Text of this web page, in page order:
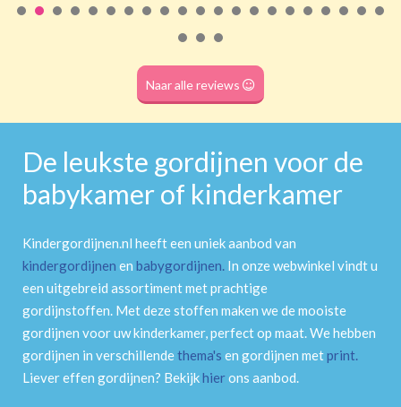
(dubbele tunnel)
Naar alle reviews
De leukste gordijnen voor de
babykamer of kinderkamer
Kindergordijnen.nl heeft een uniek aanbod van
kindergordijnen en babygordijnen. In onze webwinkel vindt u
een uitgebreid assortiment met prachtige
gordijnstoffen. Met deze stoffen maken we de mooiste
gordijnen voor uw kinderkamer, perfect op maat. We hebben
gordijnen in verschillendethema's en gordijnen metprint.
Liever effen gordijnen? Bekijkhierons aanbod.